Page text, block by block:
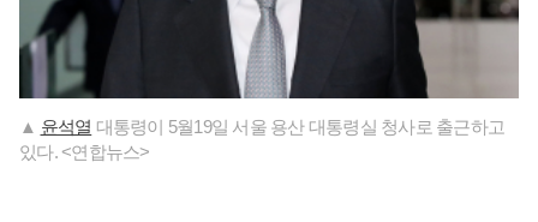
▲ 윤석열 대통령이 5월19일 서울 용산 대통령실 청사로 출근하고
있다. <연합뉴스>